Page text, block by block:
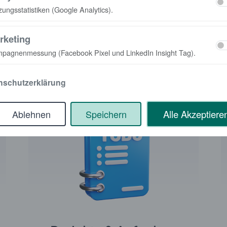
(Google Analytics).
(Facebook Pixel und LinkedIn Insight Tag).
Ablehnen Speichern Alle